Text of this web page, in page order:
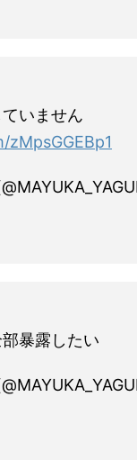
いません
暴露したい